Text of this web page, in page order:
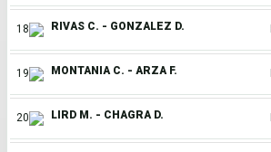
18 RIVAS C. - GONZALEZ D.
19 MONTANIA C. - ARZA F.
20 LIRD M. - CHAGRA D.